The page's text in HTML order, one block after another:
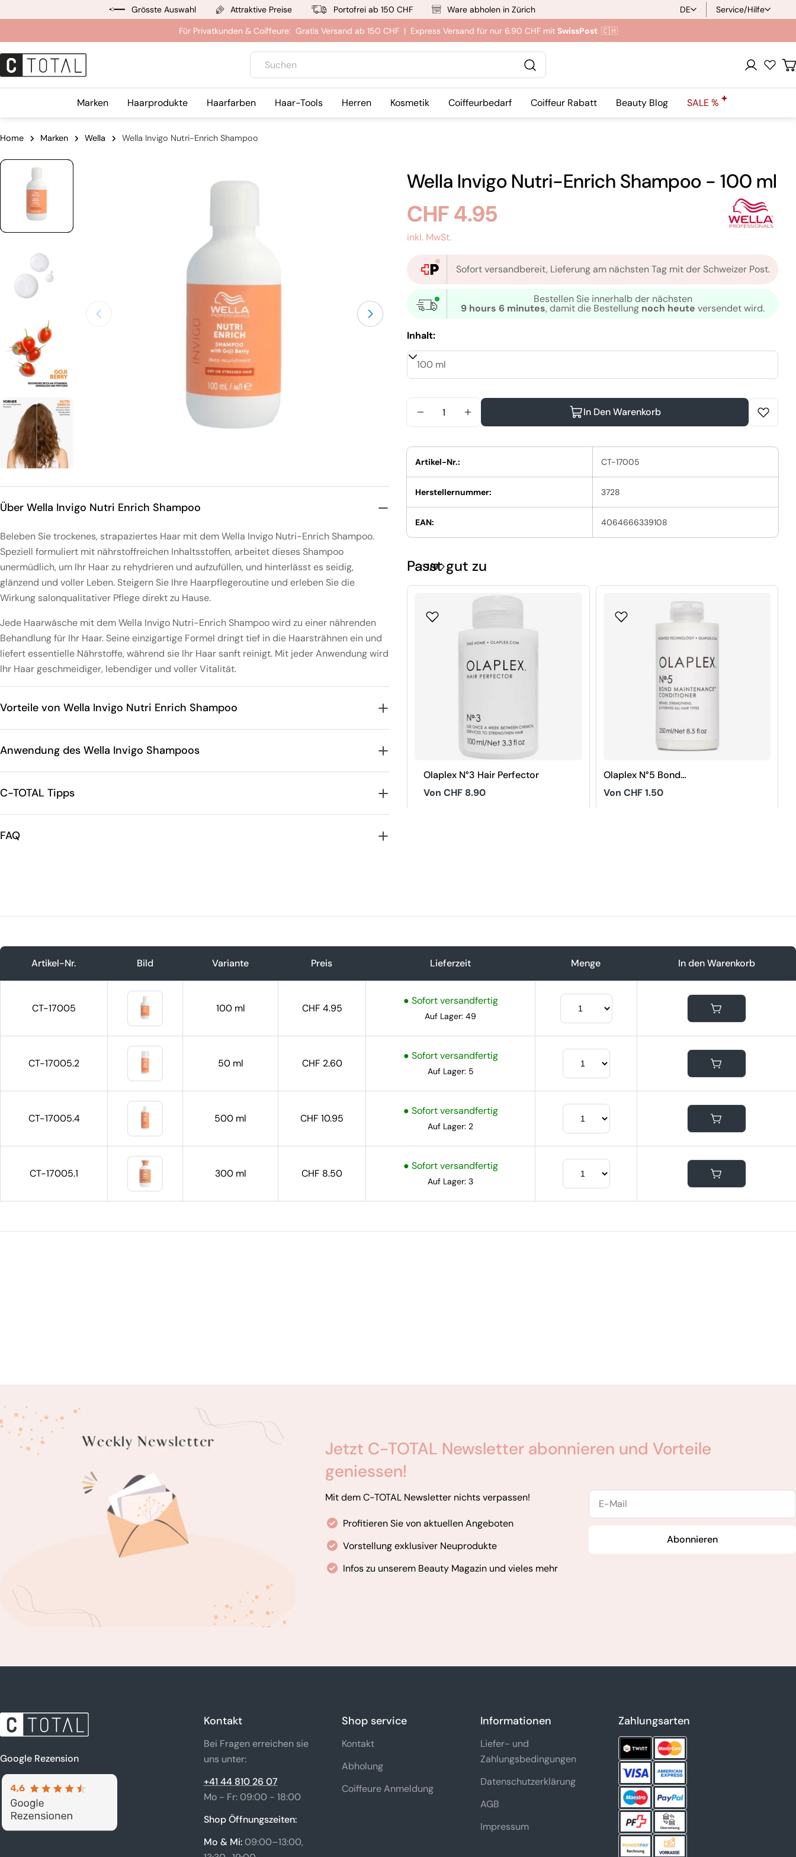
Inhalt
Grösste Auswahl Attraktive Preise Portofrei ab 150 CHF Ware abholen in Zürich
S
p
a
DE
Service/Hilfe
Für Privatkunden & Coiffeure: Gratis Versand ab 150 CHF | Express Versand für nur 6.90 CHF mit SwissPost 🇨🇭
Suchen Anmeldung
Marken Haarprodukte Haarfarben Haar-Tools Herren Kosmetik Coiffeurbedarf Coiffeur Rabatt Beauty Blog SALE %
Home Marken Wella Wella Invigo Nutri-Enrich Shampoo
Öffnen Sie das Medium 0 im Modalmodus Öffnen Sie das Medium 5 im Modalmodus
Über Wella Invigo Nutri Enrich Shampoo
Beleben Sie trockenes, strapaziertes Haar mit dem Wella Invigo Nutri-Enrich Shampoo.
Speziell formuliert mit nährstoffreichen Inhaltsstoffen, arbeitet dieses Shampoo
unermüdlich, um Ihr Haar zu rehydrieren und aufzufüllen, und hinterlässt es seidig,
glänzend und voller Leben. Steigern Sie Ihre Haarpflegeroutine und erleben Sie die
Wirkung salonqualitativer Pflege direkt zu Hause.
Jede Haarwäsche mit dem Wella Invigo Nutri-Enrich Shampoo wird zu einer nährenden
Behandlung für Ihr Haar. Seine einzigartige Formel dringt tief in die Haarsträhnen ein und
liefert essentielle Nährstoffe, während sie Ihr Haar sanft reinigt. Mit jeder Anwendung wird
Ihr Haar geschmeidiger, lebendiger und voller Vitalität.
Vorteile von Wella Invigo Nutri Enrich Shampoo
Anwendung des Wella Invigo Shampoos
C-TOTAL Tipps
FAQ
Wella Invigo Nutri-Enrich Shampoo - 100 ml
Regulärer
Preis
CHF 4.95
inkl. MwSt.
Sofort versandbereit, Lieferung am nächsten Tag mit der Schweizer Post.
Bestellen Sie innerhalb der nächsten
9 hours 6 minutes, damit die Bestellung noch heute versendet wird.
Inhalt:
Menge Für Wella Invigo Nutri-Enrich Shampoo Verringern
Menge Für Wella Invigo Nutri-Enrich Shampoo Erhöhen
In Den Warenkorb
Artikel-Nr.: CT-17005
Herstellernummer: 3728
EAN: 4064666339108
Passt gut zu
Olaplex N°3 Hair Perfector
Regulärer
Von CHF 8.90
Olaplex N°5 Bond
Maintenance Conditioner
Regulärer
Von CHF 1.50
1/9
Artikel-Nr. Bild Variante Preis Lieferzeit Menge In den Warenkorb
CT-17005 100 ml CHF 4.95
● Sofort versandfertig
Auf Lager: 49
CT-17005.2 50 ml CHF 2.60
● Sofort versandfertig
Auf Lager: 5
CT-17005.4 500 ml CHF 10.95
● Sofort versandfertig
Auf Lager: 2
CT-17005.1 300 ml CHF 8.50
● Sofort versandfertig
Auf Lager: 3
Jetzt C-TOTAL Newsletter abonnieren und Vorteile
geniessen!
Mit dem C-TOTAL Newsletter nichts verpassen!
Profitieren Sie von aktuellen Angeboten
Vorstellung exklusiver Neuprodukte
Infos zu unserem Beauty Magazin und vieles mehr
E-
Abonnieren
Google Rezension
Kontakt
Bei Fragen erreichen sie
uns unter:
+41 44 810 26 07
Mo - Fr: 09:00 - 18:00
Shop Öffnungszeiten:
Mo & Mi:09:00–13:00,
Shop service
Kontakt
Abholung
Coiffeure Anmeldung
Informationen
Liefer- und
Zahlungsbedingungen
Datenschutzerklärung
AGB
Impressum
Zahlungsarten